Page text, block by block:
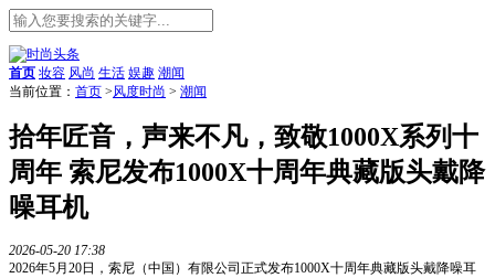
首页 妆容 风尚 生活 娱趣 潮闻
当前位置： 首页 >风度时尚 > 潮闻
拾年匠音，声来不凡，致敬1000X系列十
周年 索尼发布1000X十周年典藏版头戴降
噪耳机
2026-05-20 17:38
2026年5月20日，索尼（中国）有限公司正式发布1000X十周年典藏版头戴降噪耳